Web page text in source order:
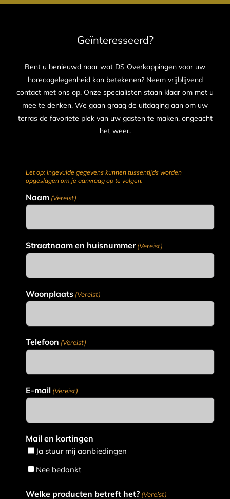
Geïnteresseerd?
Bent u benieuwd naar wat DS Overkappingen voor uw
horecagelegenheid kan betekenen? Neem vrijblijvend
contact met ons op. Onze specialisten staan klaar om met u
mee te denken. We gaan graag de uitdaging aan om uw
terras de favoriete plek van uw gasten te maken, ongeacht
het weer.
Let op: ingevulde gegevens kunnen tussentijds worden
opgeslagen om je aanvraag op te volgen.
Naam (Vereist)
Straatnaam en huisnummer (Vereist)
Woonplaats (Vereist)
Telefoon (Vereist)
E-mail (Vereist)
Mail en kortingen
Ja stuur mij aanbiedingen
Nee bedankt
Welke producten betreft het? (Vereist)